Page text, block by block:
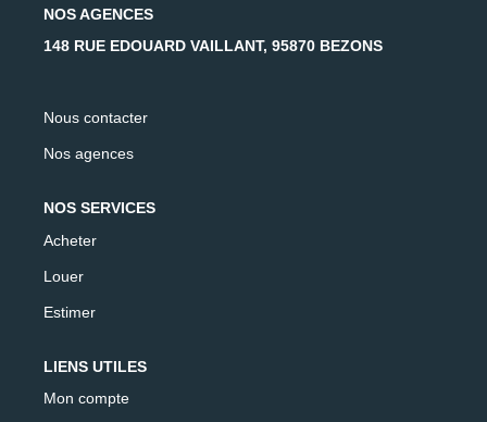
NOS AGENCES
148 RUE EDOUARD VAILLANT, 95870 BEZONS
Nous contacter
Nos agences
NOS SERVICES
Acheter
Louer
Estimer
LIENS UTILES
Mon compte